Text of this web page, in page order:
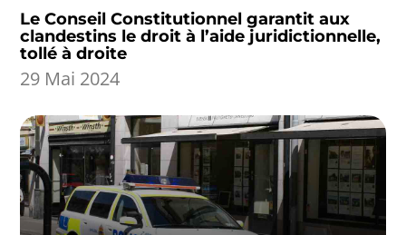
Le Conseil Constitutionnel garantit aux
clandestins le droit à l’aide juridictionnelle,
tollé à droite
29 Mai 2024